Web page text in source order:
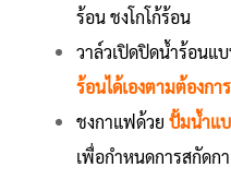
ร้อน ชงโกโก้ร้อน
วาล์วเปิดปิดน้ำร้อนแ
ร้อนได้เองตามต้องการ
ชงกาแฟด้วย ปั้มน้ำแ
เพื่อกำหนดการสกัดก